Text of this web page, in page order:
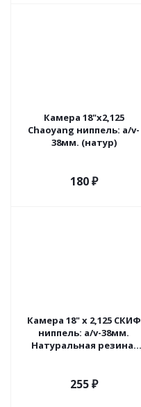
Камера 18"х2,125
Chaoyang ниппель: а/v-
38мм. (натур)
180₽
Камера 18" х 2,125 СКИФ
ниппель: a/v-38мм.
Натуральная резина.
255₽